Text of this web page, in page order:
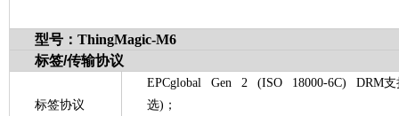
型号：ThingMagic-M6
标签/传输协议
标签协议
EPCglobal Gen 2 (ISO 18000-6C) DRM
选)；